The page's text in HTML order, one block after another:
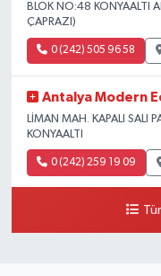
BLOK NO:48 KONYAALTI
ÇAPRAZI)
0 (242) 505 96 58
Antalya Modern
LİMAN MAH. KAPALI SALI
KONYAALTI
0 (242) 259 19 09